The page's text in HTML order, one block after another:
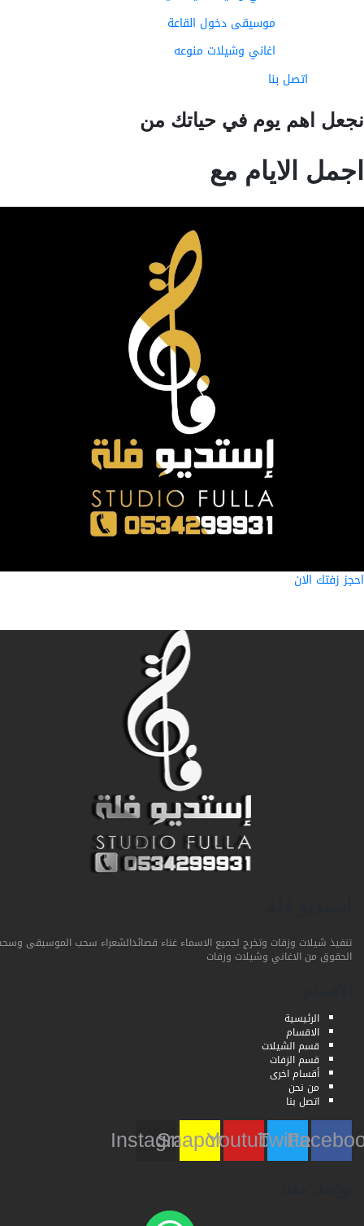
موسيقى دخول القاعة
اغاني وشيلات منوعه
اتصل بنا
اهم يوم في حياتك من
الايام مع
زفتك الان
تنفيذ شيلات وزفات وتخرج لجميع الاسماء غناء قصائدالشعراء سحب الموسيقى وسحب
الحقوق من الاغاني وشيلات وزفات
الرئيسية
الاقسام
قسم الشيلات
قسم الزفات
أقسام اخرى
من نحن
اتصل بنا
Twitter
Youtube
Snapchat
Instagram